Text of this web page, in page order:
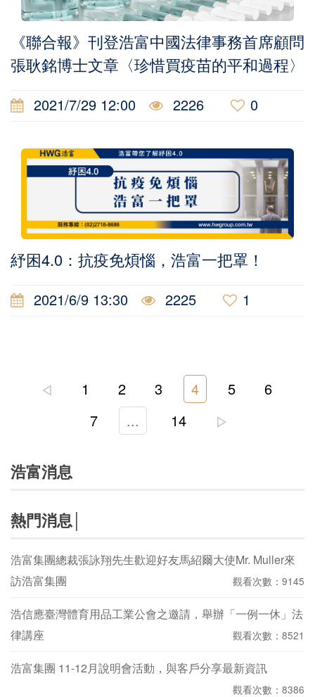
《聯合報》刊登浩富中國法律事務首席顧問
張耿銘博士文章〈珍惜買疫苗的平和過程〉
2021/7/29 12:00 2226 0
紓困4.0：抗疫免煩惱，浩富一把罩！
2021/6/9 13:30 2225 1
1 2 3 4 5
6
7
... 14
浩富消息
熱門消息│
浩富集團總裁張詠翔先生歡迎好友馬紹爾大使Mr. Muller來
訪浩富集團
觀看次數：9145
浩信應臺灣體育用品工業公會之邀請，舉辦「一例一休」法
律講座
觀看次數：8521
浩富集團 11-12月說明會活動，與客戶分享最新資訊
觀看次數：8386